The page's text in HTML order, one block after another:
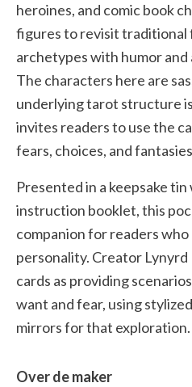
heroines, and comic book
figures to revisit traditional
archetypes with humor and
The characters here are
underlying tarot structure
invites readers to use the
fears, choices, and
Presented in a keepsake
instruction booklet, this
companion for readers
personality. Creator
cards as providing
want and fear, using
mirrors for that exploration.
Over de maker